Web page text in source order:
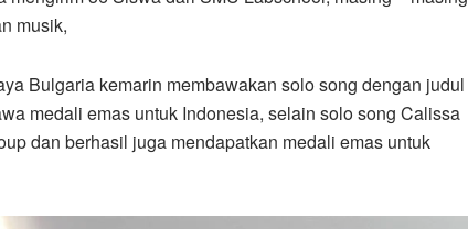
musik,
Bulgaria kemarin membawakan solo song dengan judul
medali emas untuk Indonesia, selain solo song Calissa
dan berhasil juga mendapatkan medali emas untuk